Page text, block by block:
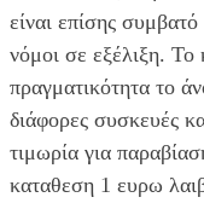
είναι επίσης
νόμοι σε εξέλιξη. Το
πραγματικότητα το
διάφορες συσκευές
τιμωρία για
καταθεση 1 ευρω